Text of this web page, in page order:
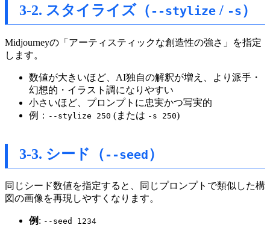
3-2. スタイライズ（ --stylize / -s）
Midjourneyの「アーティスティックな創造性の強さ」を指定
します。
数値が大きいほど、AI独自の解釈が増え、より派手・
幻想的・イラスト調になりやすい
小さいほど、プロンプトに忠実かつ写実的
例： --stylize 250 (または -s 250)
3-3. シード（ --seed ）
同じシード数値を指定すると、同じプロンプトで類似した構
図の画像を再現しやすくなります。
例 : --seed 1234